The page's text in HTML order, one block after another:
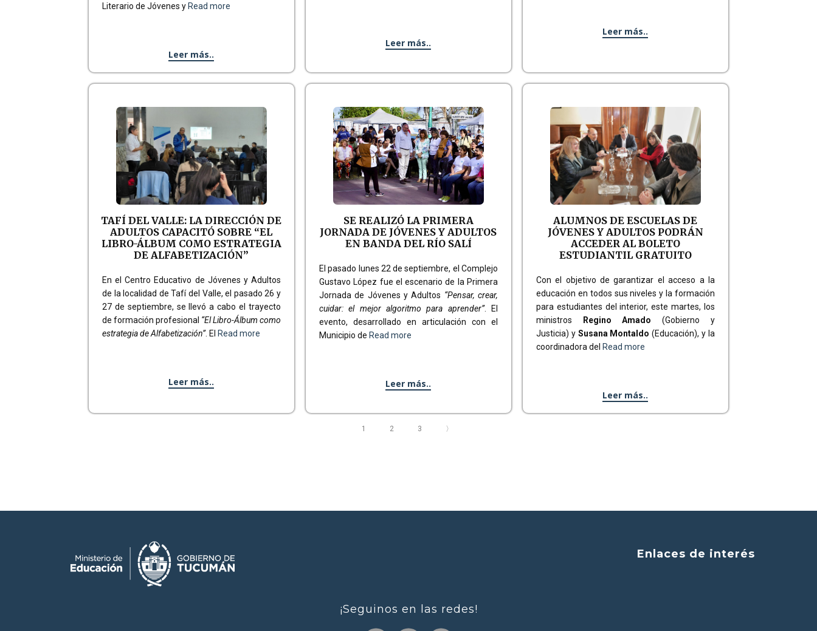
Literario de Jóvenes y Read more
Leer más..
Leer más..
Leer más..
TAFÍ DEL VALLE: LA DIRECCIÓN DE
ADULTOS CAPACITÓ SOBRE “EL
LIBRO-ÁLBUM COMO ESTRATEGIA
DE ALFABETIZACIÓN”
En el Centro Educativo de Jóvenes y Adultos
de la localidad de Tafí del Valle, el pasado 26 y
27 de septiembre, se llevó a cabo el trayecto
de formación profesional “El Libro-Álbum como
estrategia de Alfabetización”. El Read more
Leer más..
SE REALIZÓ LA PRIMERA
JORNADA DE JÓVENES Y ADULTOS
EN BANDA DEL RÍO SALÍ
El pasado lunes 22 de septiembre, el Complejo
Gustavo López fue el escenario de la Primera
Jornada de Jóvenes y Adultos “Pensar, crear,
cuidar: el mejor algoritmo para aprender”. El
evento, desarrollado en articulación con el
Municipio de Read more
Leer más..
ALUMNOS DE ESCUELAS DE
JÓVENES Y ADULTOS PODRÁN
ACCEDER AL BOLETO
ESTUDIANTIL GRATUITO
Con el objetivo de garantizar el acceso a la
educación en todos sus niveles y la formación
para estudiantes del interior, este martes, los
ministros
Regino Amado(Gobierno y
Justicia) y Susana Montaldo (Educación), y la
coordinadora del Read more
Leer más..
1 2 3 〉
¡Seguinos en las redes!
Enlaces de interés